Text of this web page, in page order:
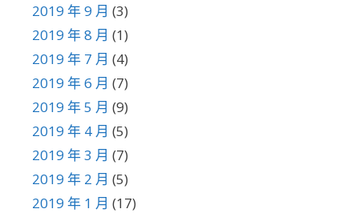
2019 年 9 月 (3)
2019 年 8 月 (1)
2019 年 7 月 (4)
2019 年 6 月 (7)
2019 年 5 月 (9)
2019 年 4 月 (5)
2019 年 3 月 (7)
2019 年 2 月 (5)
2019 年 1 月 (17)